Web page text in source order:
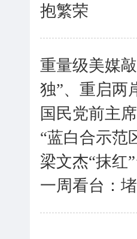
抱繁荣
重量级美媒
独”、重启两
国民党前主
“蓝白合示范
梁文杰“抹红
一周看台：